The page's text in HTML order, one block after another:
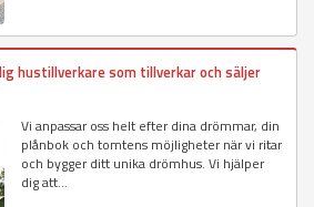
hustillverkare som tillverkar och säljer
Vi anpassar oss helt efter dina drömmar, din
plånbok och tomtens möjligheter när vi ritar
och bygger ditt unika drömhus. Vi hjälper
dig att...